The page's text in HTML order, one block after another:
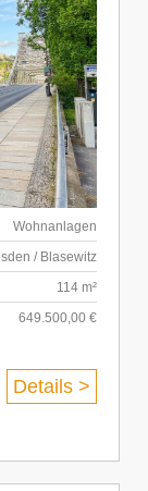
Wohnanlagen
/ Blasewitz
114 m²
649.500,00 €
Details >